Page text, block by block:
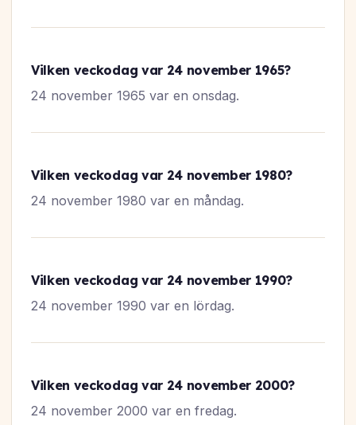
Vilken veckodag var 24 november 1965?
24 november 1965 var en onsdag.
Vilken veckodag var 24 november 1980?
24 november 1980 var en måndag.
Vilken veckodag var 24 november 1990?
24 november 1990 var en lördag.
Vilken veckodag var 24 november 2000?
24 november 2000 var en fredag.